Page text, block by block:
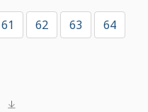
61 62 63
64